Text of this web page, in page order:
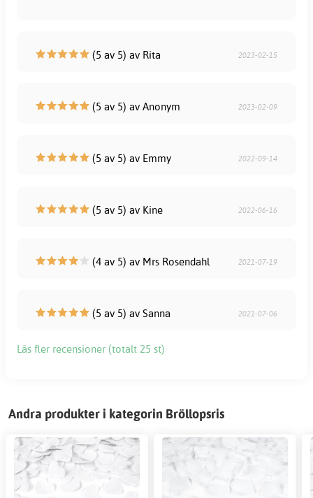
(5 av 5) av Rita 2023-02-15
(5 av 5) av Anonym 2023-02-09
(5 av 5) av Emmy 2022-09-14
(5 av 5) av Kine 2022-06-16
(4 av 5) av Mrs Rosendahl 2021-07-19
(5 av 5) av Sanna 2021-07-06
Läs fler recensioner (totalt 25 st)
Andra produkter i kategorin Bröllopsris